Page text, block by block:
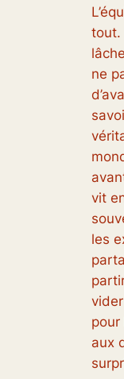
tout.
ne
vit
les
pour
aux